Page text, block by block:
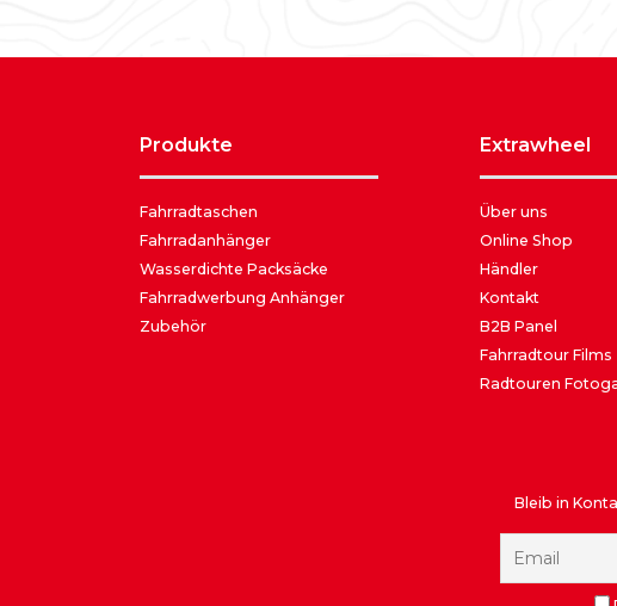
produkte
Fahrradtaschen
Fahrradanhänger
Wasserdichte Packsäcke
Fahrradwerbung Anhänger
Zubehör
extrawheel
Über uns
Online Shop
Händler
Kontakt
B2B Panel
Fahrradtour Films
Radtouren
Bleib in